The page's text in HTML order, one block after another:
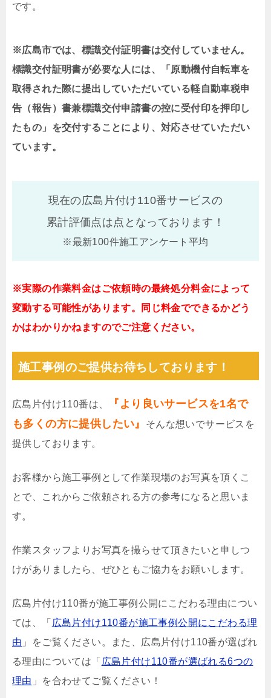
です。
※広島市では、標識交付証明書は交付していません。
標識交付証明書が必要な人には、「原動機付自転車を
取得された際に提出していただいている軽自動車税申
告（報告）書兼標識交付申請書の控に受付印を押印し
たもの」を交付することにより、対応させていただい
ています。
現在の広島片付け110番サービスの
累計評価点は点となっております！
※最新100件施工アンケート平均
※実際の作業料金はご依頼時の最終処分料金によって
変動する可能性があります。同じ料金でできるかどう
かはわかりかねますのでご注意ください。
施工事例のご提供お待ちしております！
広島片付け110番は、
『より良いサービスを1名で
も多くの方に提供したい』
そんな想いでサービスを
提供しております。
お客様から施工事例として作業現場のお写真を頂くこ
とで、これからご依頼される方の参考になると思いま
す。
作業スタッフよりお写真を撮らせて頂きたいと申しつ
けがありましたら、ぜひともご協力をお願いします。
広島片付け110番が施工事例公開にこだわる理由につい
ては、「 広島片付け110番が施工事例公開にこだわる理
由 」をご覧ください。また、広島片付け110番が選ばれ
る理由については「 広島片付け110番が選ばれる6つの
理由 」を合わせてご覧ください！